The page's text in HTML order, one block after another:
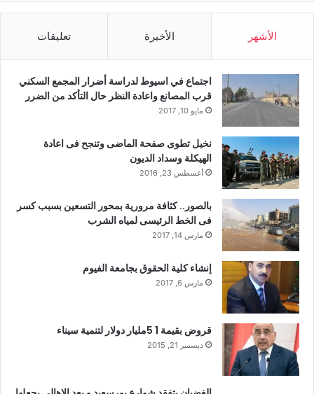
الأشهر الأخيرة تعليقات
اجتماع في اسيوط لدراسة أضرار المجمع السكني
قرب المصانع واعادة النظر حال التأكد من الضرر
مايو 10, 2017
نخيل تطوى صفحة الماضى وتنجح فى اعادة
الهيكلة وسداد الديون
أغسطس 23, 2016
بالصور.. كثافة مرورية بمحور التسعين بسبب كسر
فى الخط الرئيسى لمياه الشرب
مارس 14, 2017
إنشاء كلية الحقوق بجامعة الفيوم
مارس 6, 2017
قروض بقيمة 1 5مليار دولار لتنمية سيناء
ديسمبر 21, 2015